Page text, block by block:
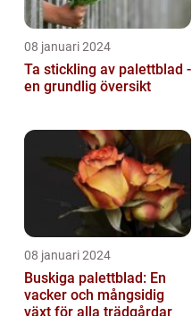
08 januari 2024
Ta stickling av palettblad -
en grundlig översikt
08 januari 2024
Buskiga palettblad: En
vacker och mångsidig
växt för alla trädgårdar